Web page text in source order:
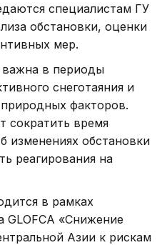
специалистам ГУ
обстановки, оценки
мер.
важна в периоды
снеготаяния и
факторов.
сократить время
изменениях обстановки
реагирования на
в рамках
GLOFCA «Снижение
Азии к рискам